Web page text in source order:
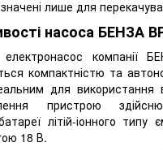
лише для
насоса БЕНЗА
компанії
компактністю та
для використання
пристрою
літій-іонного типу
18 В.